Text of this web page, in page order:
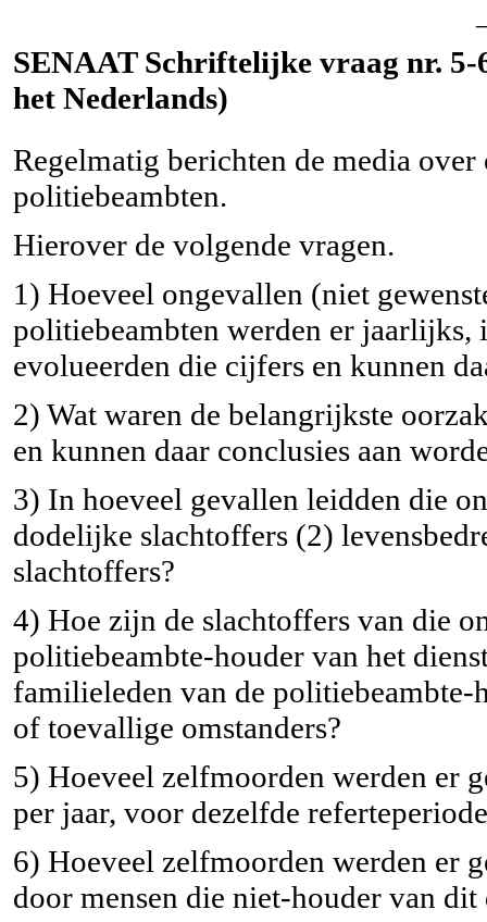
SENAAT Schriftelijke vraag nr. 5-
het Nederlands)
Regelmatig berichten de media
politiebeambten.
Hierover de volgende vragen.
1) Hoeveel ongevallen (niet
politiebeambten werden er jaarlijks,
evolueerden die cijfers en kunnen
2) Wat waren de belangrijkste
en kunnen daar conclusies aan
3) In hoeveel gevallen leidden die
dodelijke slachtoffers (2)
slachtoffers?
4) Hoe zijn de slachtoffers van die
politiebeambte-houder van het
familieleden van de politiebeambte-
of toevallige omstanders?
5) Hoeveel zelfmoorden werden er
per jaar, voor dezelfde
6) Hoeveel zelfmoorden werden er
door mensen die niet-houder van